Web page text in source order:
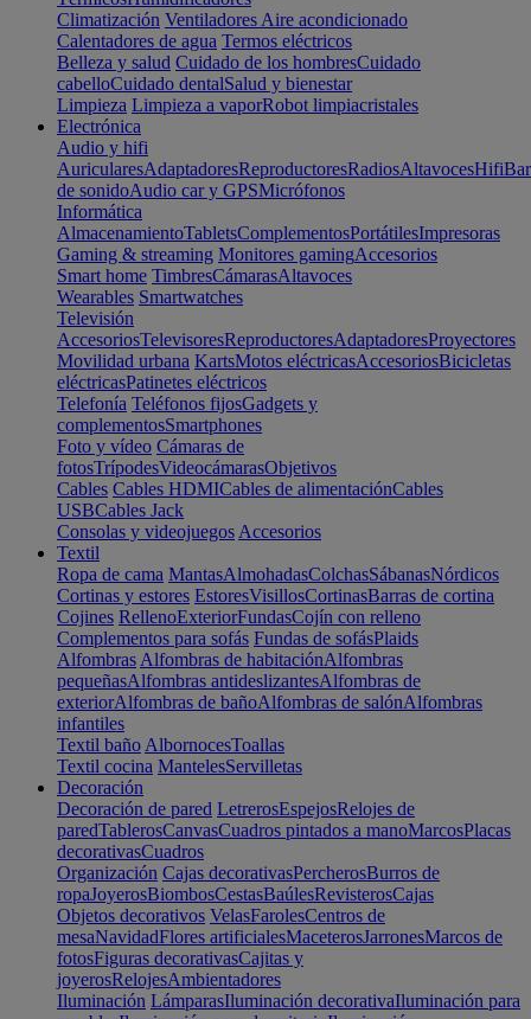
Climatización Ventiladores Aire acondicionado
Calentadores de agua Termos eléctricos
Belleza y salud Cuidado de los hombresCuidado
cabelloCuidado dentalSalud y bienestar
Limpieza Limpieza a vaporRobot limpiacristales
Electrónica
Audio y hifi
AuricularesAdaptadoresReproductoresRadiosAltavocesHifi
de sonidoAudio car y GPSMicrófonos
Informática
AlmacenamientoTabletsComplementosPortátilesImpresoras
Gaming & streaming Monitores gamingAccesorios
Smart home TimbresCámarasAltavoces
Wearables Smartwatches
Televisión
AccesoriosTelevisoresReproductoresAdaptadoresProyectores
Movilidad urbana KartsMotos eléctricasAccesoriosBicicletas
eléctricasPatinetes eléctricos
Telefonía Teléfonos fijosGadgets y
complementosSmartphones
Foto y vídeo Cámaras de
fotosTrípodesVideocámarasObjetivos
Cables Cables HDMICables de alimentaciónCables
USBCables Jack
Consolas y videojuegos Accesorios
Textil
Ropa de cama MantasAlmohadasColchasSábanasNórdicos
Cortinas y estores EstoresVisillosCortinasBarras de cortina
Cojines RellenoExteriorFundasCojín con relleno
Complementos para sofás Fundas de sofásPlaids
Alfombras Alfombras de habitaciónAlfombras
pequeñasAlfombras antideslizantesAlfombras de
exteriorAlfombras de bañoAlfombras de salónAlfombras
infantiles
Textil baño AlbornocesToallas
Textil cocina MantelesServilletas
Decoración
Decoración de pared LetrerosEspejosRelojes de
paredTablerosCanvasCuadros pintados a manoMarcosPlacas
decorativasCuadros
Organización Cajas decorativasPercherosBurros de
ropaJoyerosBiombosCestasBaúlesRevisterosCajas
Objetos decorativos VelasFarolesCentros de
mesaNavidadFlores artificialesMaceterosJarronesMarcos de
fotosFiguras decorativasCajitas y
joyerosRelojesAmbientadores
Iluminación LámparasIluminación decorativaIluminación para